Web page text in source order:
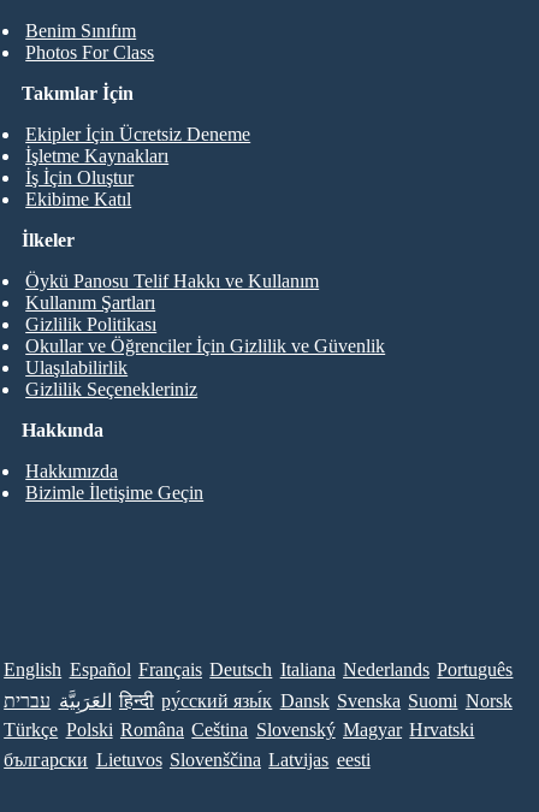
Benim Sınıfım
Photos For Class
Takımlar İçin
Ekipler İçin Ücretsiz Deneme
İşletme Kaynakları
İş İçin Oluştur
Ekibime Katıl
Hakkında
Hakkımızda
Bizimle İletişime Geçin
İlkeler
Öykü Panosu Telif Hakkı ve Kullanım
Kullanım Şartları
Gizlilik Politikası
Okullar ve Öğrenciler İçin Gizlilik ve Güvenlik
Ulaşılabilirlik
Gizlilik Seçenekleriniz
English Español Français Deutsch Italiana Nederlands Português
עברית العَرَبِيَّة हिन्दी ру́сский язы́к Dansk Svenska Suomi Norsk
Türkçe Polski Româna Ceština Slovenský Magyar Hrvatski
български Lietuvos Slovenščina Latvijas eesti